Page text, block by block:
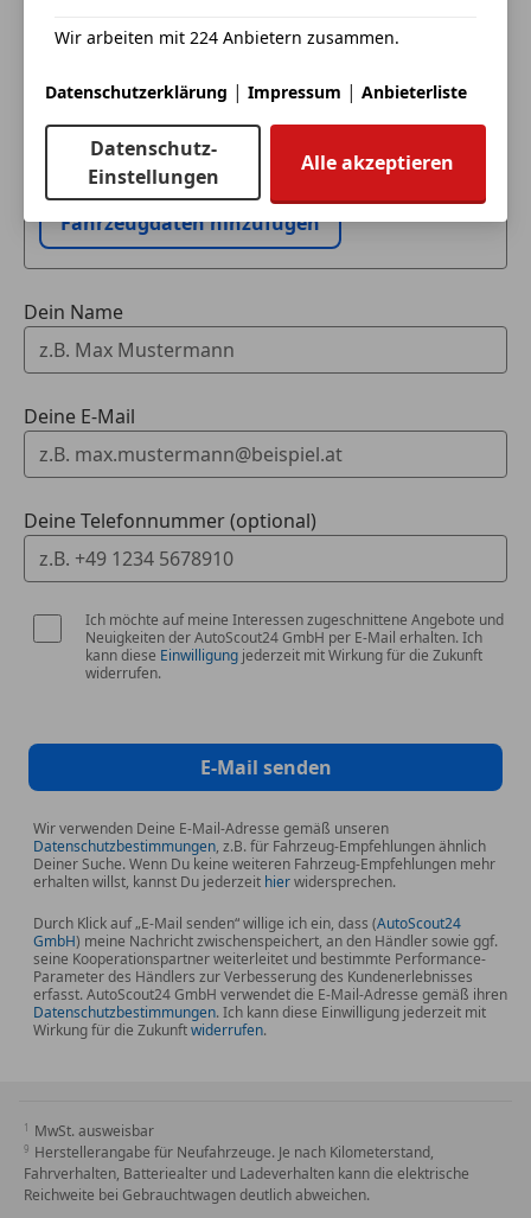
*Außenspiegel beheizt
*Garantie
*Geschwindigkeitsbegrenzer
*Beifahrersitz 4-fach einstellbar
*Höhenverstellbares Lenkrad
*Totwinkelüberwachung (BSD)
*5-Gang-Schaltgetriebe
*360°-Kamera
*Frontkollisionswarnsystem (FCW)
*Intelligente Geschwindigkeitsregelung (ICA)
*Umklappbare Rücksitze (40:60)
*Verdunkelte Scheiben hinten
*Außenspiegel automatisch einklappbar
*Start-/Stopptaste
*Lautsprecher 6
*12 V-Anschluss vorne
Schritt
Ich möchte mein Auto in Zahlung geben
(unverbindlich).
Fahrzeugdaten hinzufügen
Dein Name
Deine E-Mail
Deine Telefonnummer (optional)
Ich möchte auf meine Interessen zugeschnittene Angebote und
Neuigkeiten der AutoScout24 GmbH per E-Mail erhalten. Ich
kann diese Einwilligung jederzeit mit Wirkung für die Zukunft
widerrufen.
E-Mail senden
Wir verwenden Deine E-Mail-Adresse gemäß unseren
Datenschutzbestimmungen, z.B. für Fahrzeug-Empfehlungen ähnlich
Deiner Suche. Wenn Du keine weiteren Fahrzeug-Empfehlungen mehr
erhalten willst, kannst Du jederzeit hierwidersprechen.
Durch Klick auf „E-Mail senden“ willige ich ein, dass (AutoScout24
GmbH) meine Nachricht zwischenspeichert, an den Händler sowie ggf.
seine Kooperationspartner weiterleitet und bestimmte Performance-
Parameter des Händlers zur Verbesserung des Kundenerlebnisses
erfasst. AutoScout24 GmbH verwendet die E-Mail-Adresse gemäß ihren
Datenschutzbestimmungen. Ich kann diese Einwilligung jederzeit mit
Wirkung für die Zukunftwiderrufen.
MwSt. ausweisbar
Herstellerangabe für Neufahrzeuge. Je nach Kilometerstand,
Fahrverhalten, Batteriealter und Ladeverhalten kann die elektrische
Reichweite bei Gebrauchtwagen deutlich abweichen.
Wir arbeiten mit 224 Anbietern zusammen.
Datenschutzerklärung | Impressum | Anbieterliste
Datenschutz-
Einstellungen
Alle akzeptieren